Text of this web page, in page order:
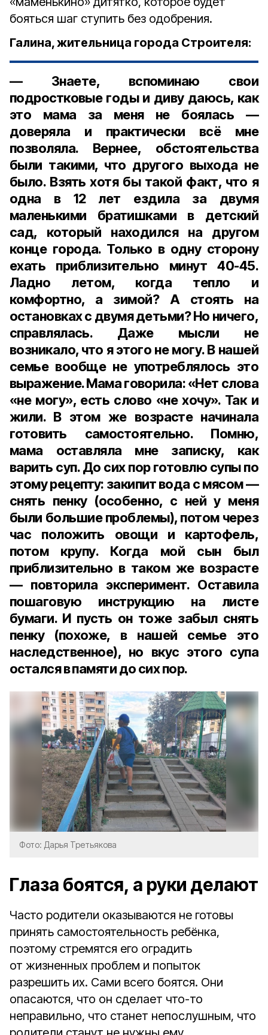
бояться шаг ступить без одобрения.
Галина, жительница города Строителя:
— Знаете, вспоминаю свои
подростковые годы и диву даюсь, как
это мама за меня не боялась —
доверяла и практически всё мне
позволяла. Вернее, обстоятельства
были такими, что другого выхода не
было. Взять хотя бы такой факт, что я
одна в 12 лет ездила за двумя
маленькими братишками в детский
сад, который находился на другом
конце города. Только в одну сторону
ехать приблизительно минут 40-45.
Ладно летом, когда тепло и
комфортно, а зимой? А стоять на
остановках с двумя детьми? Но ничего,
справлялась. Даже мысли не
возникало, что я этого не могу. В нашей
семье вообще не употреблялось это
выражение. Мама говорила: «Нет слова
«не могу», есть слово «не хочу». Так и
жили. В этом же возрасте начинала
готовить самостоятельно. Помню,
мама оставляла мне записку, как
варить суп. До сих пор готовлю супы по
этому рецепту: закипит вода с мясом —
снять пенку (особенно, с ней у меня
были большие проблемы), потом через
час положить овощи и картофель,
потом крупу. Когда мой сын был
приблизительно в таком же возрасте
— повторила эксперимент. Оставила
пошаговую инструкцию на листе
бумаги. И пусть он тоже забыл снять
пенку (похоже, в нашей семье это
наследственное), но вкус этого супа
остался в памяти до сих пор.
Фото: Дарья Третьякова
Глаза боятся, а руки делают
Часто родители оказываются не готовы
принять самостоятельность ребёнка,
поэтому стремятся его оградить
от жизненных проблем и попыток
разрешить их. Сами всего боятся. Они
опасаются, что он сделает что-то
неправильно, что станет непослушным, что